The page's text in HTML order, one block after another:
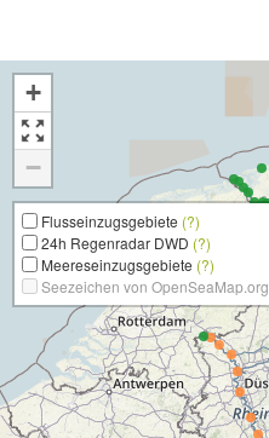
+
−
Flusseinzugsgebiete (?)
24h Regenradar DWD (?)
Meereseinzugsgebiete (?)
Seezeichen von OpenSeaMap.org